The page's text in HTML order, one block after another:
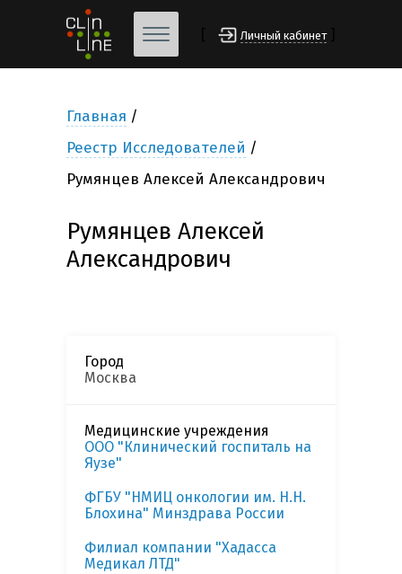
Личный кабинет
Главная
Реестр Исследователей
Румянцев Алексей Александрович
Румянцев Алексей
Александрович
Город
Москва
Медицинские учреждения
ООО "Клинический госпиталь на
Яузе"
ФГБУ "НМИЦ онкологии им. Н.Н.
Блохина" Минздрава России
Филиал компании "Хадасса
Медикал ЛТД"